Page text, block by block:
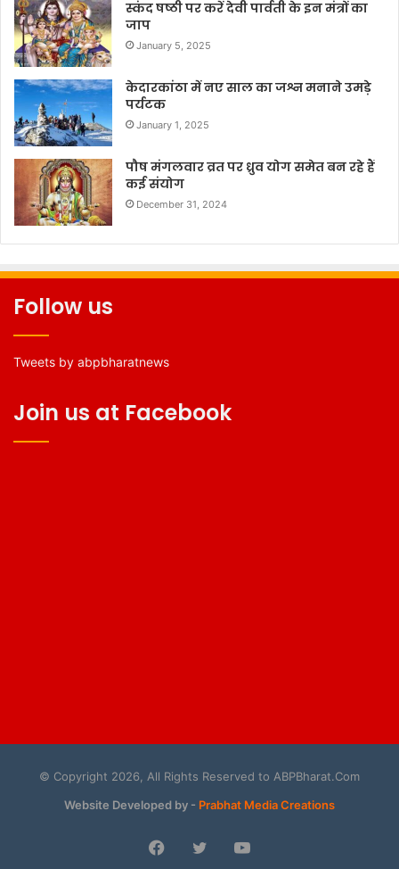
स्कंद षष्ठी पर करें देवी पार्वती के इन मंत्रों का
जाप
January 5, 2025
केदारकांठा में नए साल का जश्न मनाने उमड़े
पर्यटक
January 1, 2025
पौष मंगलवार व्रत पर ध्रुव योग समेत बन रहे हैं
कई संयोग
December 31, 2024
Follow us
Tweets by abpbharatnews
Join us at Facebook
© Copyright 2026, All Rights Reserved to ABPBharat.Com
Website Developed by - Prabhat Media Creations
Facebook
TwitterYouTube